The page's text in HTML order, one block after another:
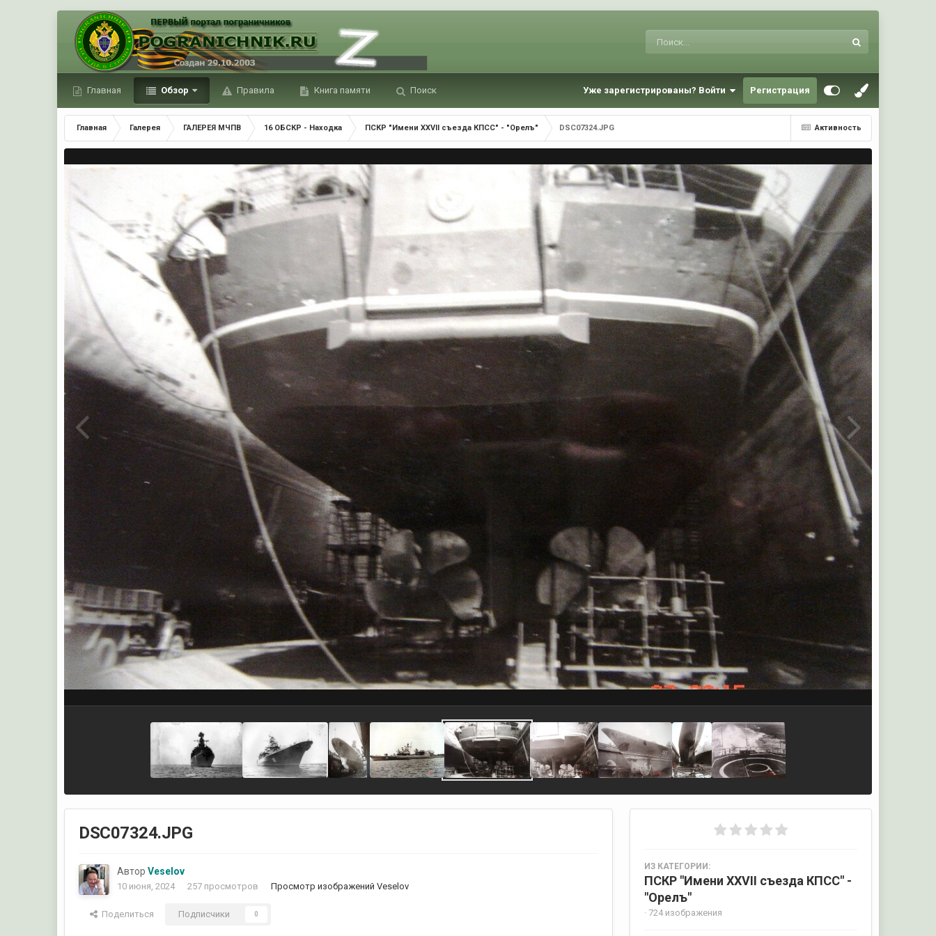
Главная Обзор Правила Книга памяти Поиск Уже зарегистрированы? Войти Регистрация
Активность
Главная Галерея ГАЛЕРЕЯ МЧПВ 16 ОБСКР - Находка ПСКР "Имени XXVII съезда КПСС" - "Орелъ" DSC07324.JPG
DSC07324.JPG
АвторVeselov
10 июня, 2024 257 просмотров Просмотр изображений Veselov
Поделиться Подписчики 0
ИЗ КАТЕГОРИИ:
ПСКР "Имени XXVII съезда КПСС" -
"Орелъ"
· 724 изображения